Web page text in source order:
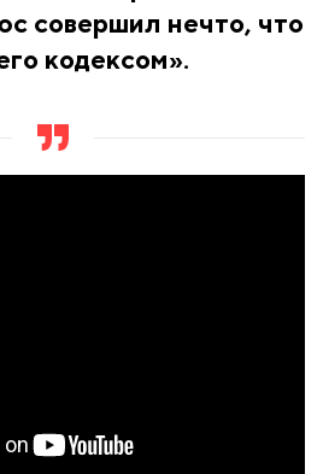
совершил нечто, что
кодексом».